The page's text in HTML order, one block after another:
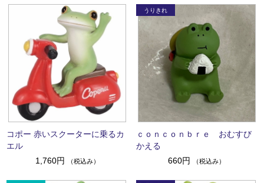
コポー 赤いスクーターに乗るカ
エル
1,760円
（税込み）
ｃｏｎｃｏｎｂｒｅ おむすび
かえる
660円
（税込み）